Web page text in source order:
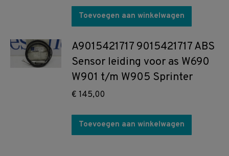
Toevoegen aan winkelwagen
A9015421717 9015421717 ABS
Sensor leiding voor as W690
W901 t/m W905 Sprinter
€ 145,00
Toevoegen aan winkelwagen